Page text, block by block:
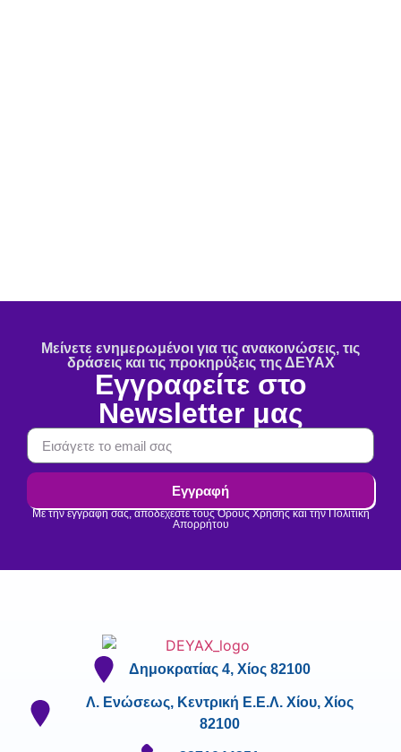
Μείνετε ενημερωμένοι για τις ανακοινώσεις, τις
δράσεις και τις προκηρύξεις της ΔΕΥΑΧ
Εγγραφείτε στο
Newsletter μας
Εγγραφή
Με την εγγραφή σας, αποδέχεστε τους Όρους Χρήσης και την Πολιτική
Απορρήτου
Δημοκρατίας 4, Χίος 82100
Λ. Ενώσεως, Κεντρική Ε.Ε.Λ. Χίου, Χίος
82100